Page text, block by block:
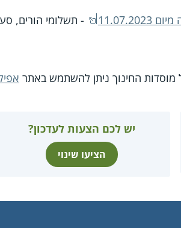
- תשלומי הורים,
מוסדות החינוך ניתן להשתמש באתר
יש לכם הצעות לעדכון?
הציעו שינוי